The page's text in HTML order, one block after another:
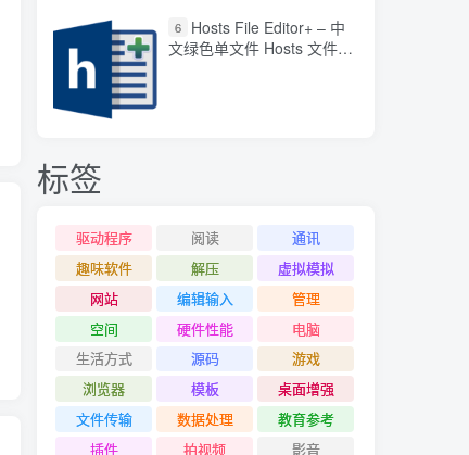
6
Hosts File Editor+ – 中
文绿色单文件 Hosts 文件编
标签
驱动程序 阅读
通讯
趣味软件
解压
虚拟模拟
网站
编辑输入
管理
空间
硬件性能
电脑
生活方式
源码
游戏
浏览器
模板
桌面增强
文件传输
数据处理
教育参考
插件
拍视频
影音